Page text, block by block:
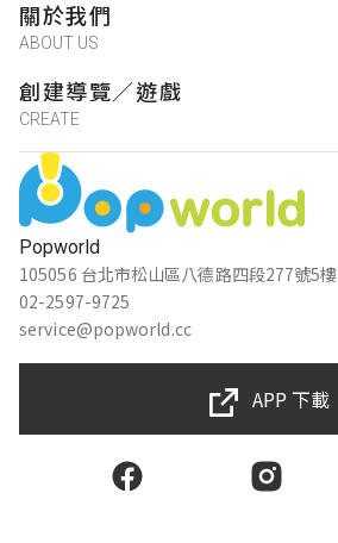
Popworld
105056 台北市松山區八德路四段277號5樓
02-2597-9725
service@popworld.cc
關於我們
ABOUT US
創建導覽／遊戲
CREATE
APP 下載